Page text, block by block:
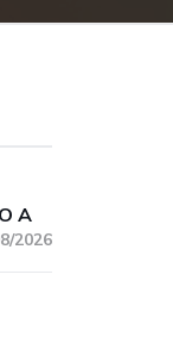
A
2026